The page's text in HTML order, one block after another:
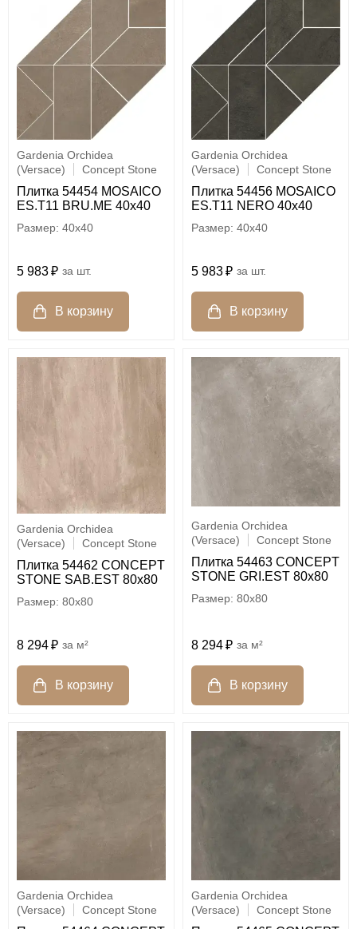
Gardenia Orchidea
(Versace)
Concept Stone
Плитка 54454 MOSAICO
ES.T11 BRU.ME 40x40
40x40
5 983 шт.
Gardenia Orchidea
(Versace)
Concept Stone
Плитка 54456 MOSAICO
ES.T11 NERO 40x40
40x40
5 983 шт.
Gardenia Orchidea
(Versace)
Concept Stone
Плитка 54462 CONCEPT
STONE SAB.EST 80x80
80x80
8 294 м²
Gardenia Orchidea
(Versace)
Concept Stone
Плитка 54463 CONCEPT
STONE GRI.EST 80x80
80x80
8 294 м²
Gardenia Orchidea
(Versace)
Concept Stone
Gardenia Orchidea
(Versace)
Concept Stone